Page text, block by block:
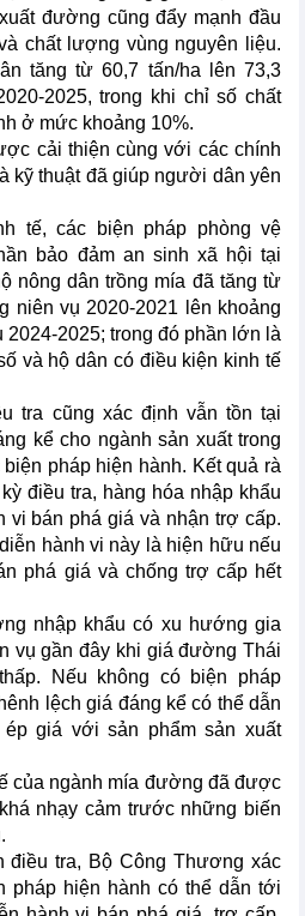
đường cũng đẩy mạnh đầu
chất lượng vùng nguyên liệu.
tăng từ 60,7 tấn/ha lên 73,3
2025, trong khi chỉ số chất
ở mức khoảng 10%.
cải thiện cùng với các chính
kỹ thuật đã giúp người dân yên
tế, các biện pháp phòng vệ
bảo đảm an sinh xã hội tại
nông dân trồng mía đã tăng từ
niên vụ 2020-2021 lên khoảng
2024-2025; trong đó phần lớn là
và hộ dân có điều kiện kinh tế
tra cũng xác định vẫn tồn tại
kể cho ngành sản xuất trong
pháp hiện hành. Kết quả rà
điều tra, hàng hóa nhập khẩu
vi bán phá giá và nhận trợ cấp.
hành vi này là hiện hữu nếu
phá giá và chống trợ cấp hết
nhập khẩu có xu hướng gia
vụ gần đây khi giá đường Thái
Nếu không có biện pháp
lệch giá đáng kể có thể dẫn
giá với sản phẩm sản xuất
của ngành mía đường đã được
nhạy cảm trước những biến
điều tra, Bộ Công Thương xác
pháp hiện hành có thể dẫn tới